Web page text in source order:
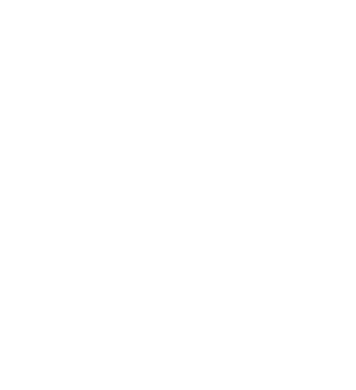
供させていただ
了承ください。
き作成されるも
をご了承くださ
です。
ありません。
です。
ず変更すること
下、フタル酸ジブチ
) : 1000ppm、
、
貨物等」とい
可)を取得する
要な手段を講じ
通知します。
、取り引きをい